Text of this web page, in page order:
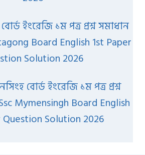
ইংরেজি ১ম পত্র প্রশ্ন সমাধান
Board English 1st Paper
Solution 2026
বোর্ড ইংরেজি ১ম পত্র প্রশ্ন
Mymensingh Board English
Question Solution 2026